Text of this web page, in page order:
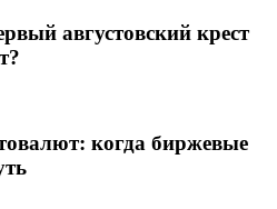
августовский крест
когда биржевые